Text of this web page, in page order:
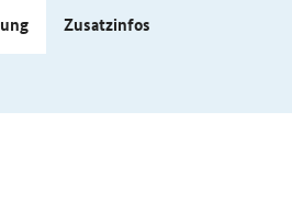
Zusatzinfos